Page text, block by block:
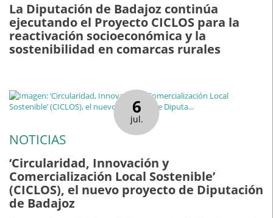
La Diputación de Badajoz continúa
ejecutando el Proyecto CICLOS para la
reactivación socioeconómica y la
sostenibilidad en comarcas rurales
6
jul.
NOTICIAS
‘Circularidad, Innovación y
Comercialización Local Sostenible’
(CICLOS), el nuevo proyecto de Diputación
de Badajoz